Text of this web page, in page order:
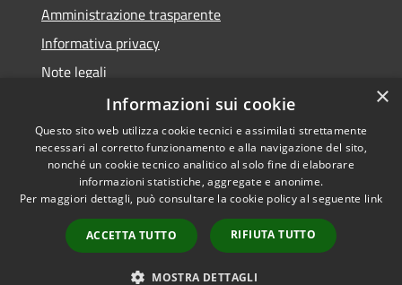
Amministrazione trasparente
Informativa privacy
Note legali
Dichiarazione di accessibilità
RSS
Accessibility
Copyright © 2026 • Town of
Ragusa • Powered by
Municipium•
Admin
access
×
Informazioni sui cookie
Questo sito web utilizza cookie tecnici e assimilati strettamente
necessari al corretto funzionamento e alla navigazione del sito,
nonché un cookie tecnico analitico al solo fine di elaborare
informazioni statistiche, aggregate e anonime.
Per maggiori dettagli, può consultare la cookie policy al seguente link
ACCETTA TUTTO RIFIUTA TUTTO
MOSTRA DETTAGLI